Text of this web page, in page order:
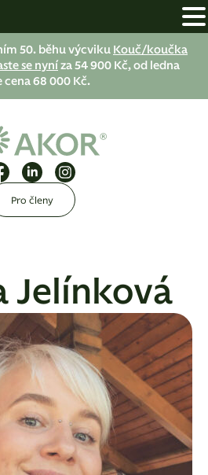
50. běhu výcviku Kouč/koučka
se nyní za 54 900 Kč, od ledna
cena 68 000 Kč.
Pro členy
Jelínková